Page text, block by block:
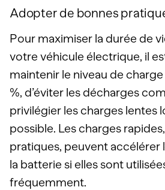
Adopter de bonnes
Pour maximiser la durée de
votre véhicule électrique, il
maintenir le niveau de
%, d’éviter les décharges
privilégier les charges lentes
possible. Les charges
pratiques, peuvent accélérer
la batterie si elles sont
fréquemment.